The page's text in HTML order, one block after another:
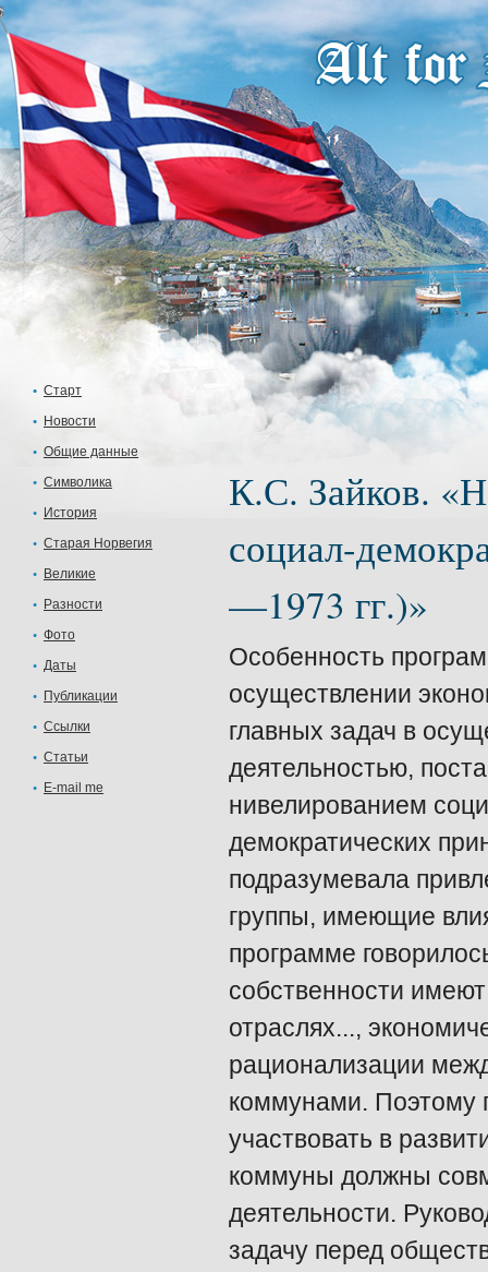
Старт
Новости
Общие данные
Символика
История
Старая Норвегия
Великие
Разности
Фото
Даты
Публикации
Ссылки
Статьи
E-mail me
К.С. Зайков.
социал-
—1973 гг.)»
Особенность
осуществлении
главных задач в
деятельностью,
нивелированием
демократических
подразумевала
группы, имеющие
программе
собственности
отраслях...,
рационализации
коммунами. Поэтому
участвовать в
коммуны должны
деятельности.
задачу перед